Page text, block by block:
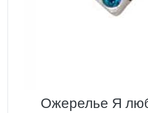
Ожерелье Я